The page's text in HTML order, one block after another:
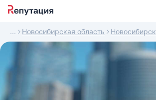
Новосибирская область Новосибирск